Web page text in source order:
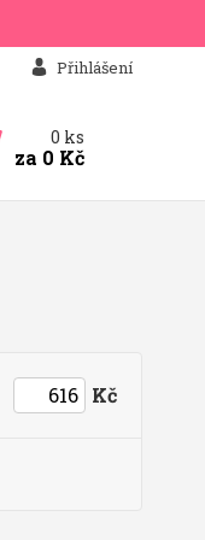
Přihlášení
0 ks
za 0 Kč
Kč